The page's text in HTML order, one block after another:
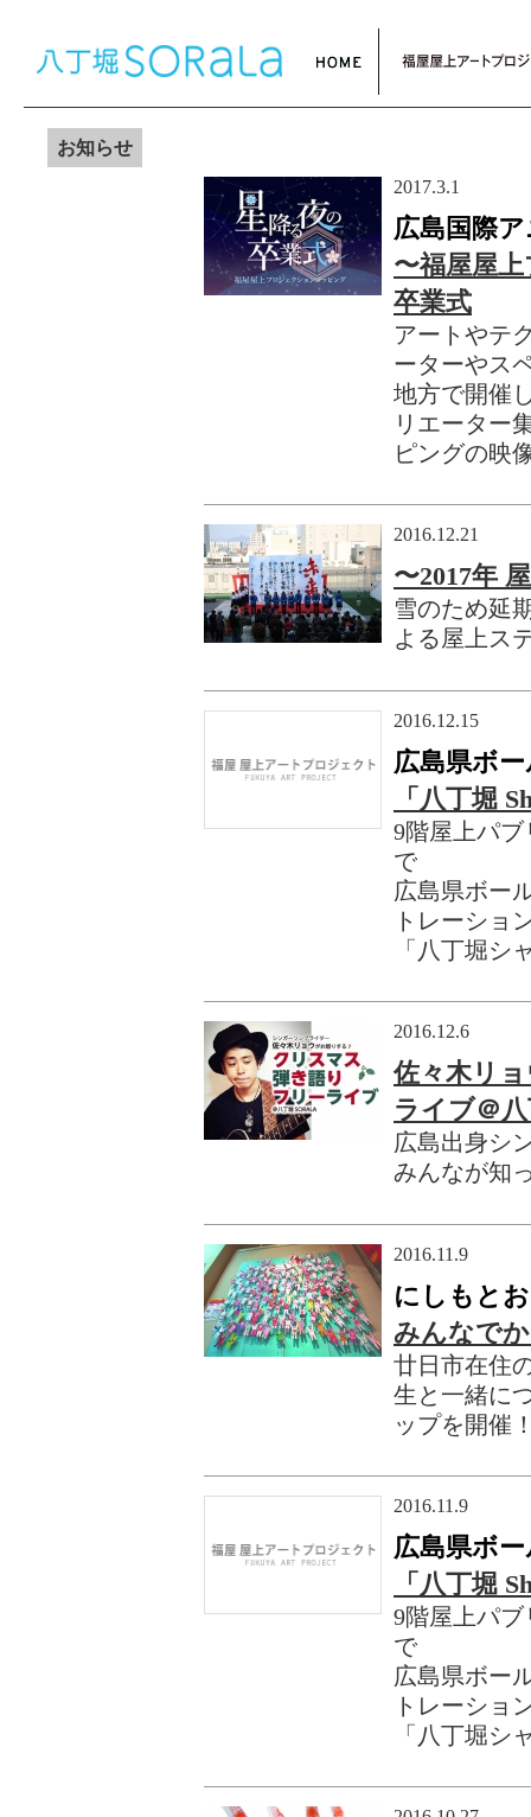
お知らせ
2017.3.1
広島国際
〜福屋屋
卒業式
アートやテ
ーターやス
地方で開催
リエーター
ピングの映
2016.12.21
〜2017年
雪のため延
よる屋上ス
2016.12.15
広島県ボ
「八丁堀
9階屋上パ
で
広島県ボー
トレーショ
「八丁堀シ
2016.12.6
佐々木リ
ライブ＠
広島出身シ
みんなが知
2016.11.9
にしもと
みんなで
廿日市在住
生と一緒に
ップを開催
2016.11.9
広島県ボ
「八丁堀
9階屋上パ
で
広島県ボー
トレーショ
「八丁堀シ